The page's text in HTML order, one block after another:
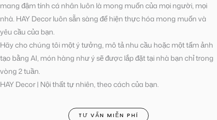
mang đậm tính cá nhân luôn là mong muốn của mọi người, mọi
nhà. HAY Decor luôn sẵn sàng để hiện thực hóa mong muốn và
yêu cầu của bạn.
Hãy cho chúng tôi một ý tưởng, mô tả nhu cầu hoặc một tấm ảnh
tạo bằng AI, món hàng như ý sẽ được lắp đặt tại nhà bạn chỉ trong
vòng 2 tuần.
HAY Decor | Nội thất tự nhiên, theo cách của bạn.
TƯ VẤN MIỄN PHÍ